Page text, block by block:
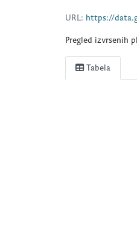
URL: https://
Pregled izvrsenih
Tabela